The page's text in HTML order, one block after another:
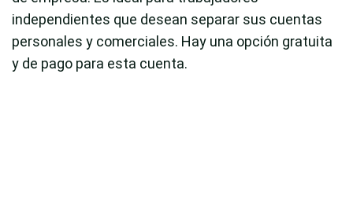
independientes que desean separar sus cuentas
personales y comerciales. Hay una opción gratuita
y de pago para esta cuenta.